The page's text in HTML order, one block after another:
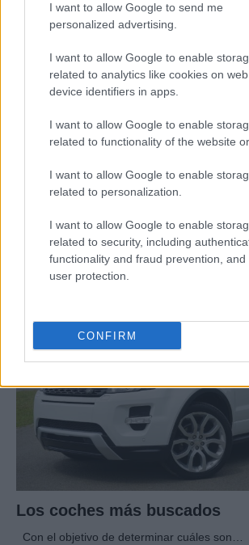
I want to allow Google to send me
personalized advertising.
I want to allow Google to enable
related to analytics like cookies on
device identifiers in apps.
I want to allow Google to enable
related to functionality of the website
I want to allow Google to enable
related to personalization.
I want to allow Google to enable
related to security, including
functionality and fraud prevention, and
user protection.
CONFIRM
Las 100 mujeres que están
la industria automotriz en
Un vistazo a las mujeres que marcan la…
Los coches más buscados
Con el objetivo de determinar cuáles son…